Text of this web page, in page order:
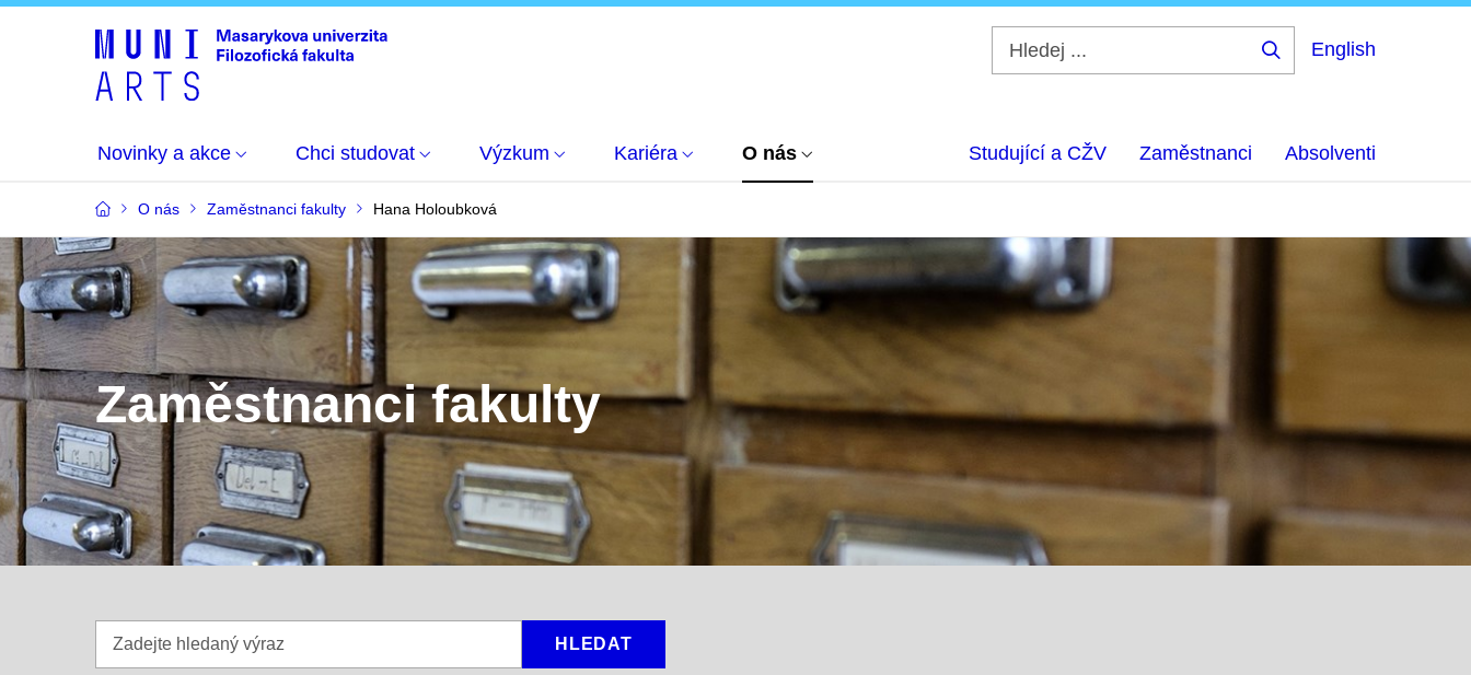
English
Novinky a akce Chci studovat Výzkum Kariéra O nás Studující a CŽV Zaměstnanci Absolventi
O nás Zaměstnanci fakulty Hana Holoubková
Zaměstnanci fakulty
hledaný
HLEDAT